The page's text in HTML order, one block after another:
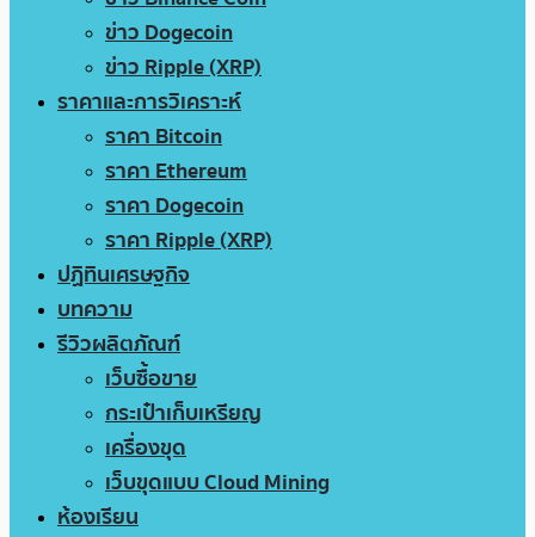
ข่าว Dogecoin
ข่าว Ripple (XRP)
ราคาและการวิเคราะห์
ราคา Bitcoin
ราคา Ethereum
ราคา Dogecoin
ราคา Ripple (XRP)
ปฏิทินเศรษฐกิจ
บทความ
รีวิวผลิตภัณฑ์
เว็บซื้อขาย
กระเป๋าเก็บเหรียญ
เครื่องขุด
เว็บขุดแบบ Cloud Mining
ห้องเรียน